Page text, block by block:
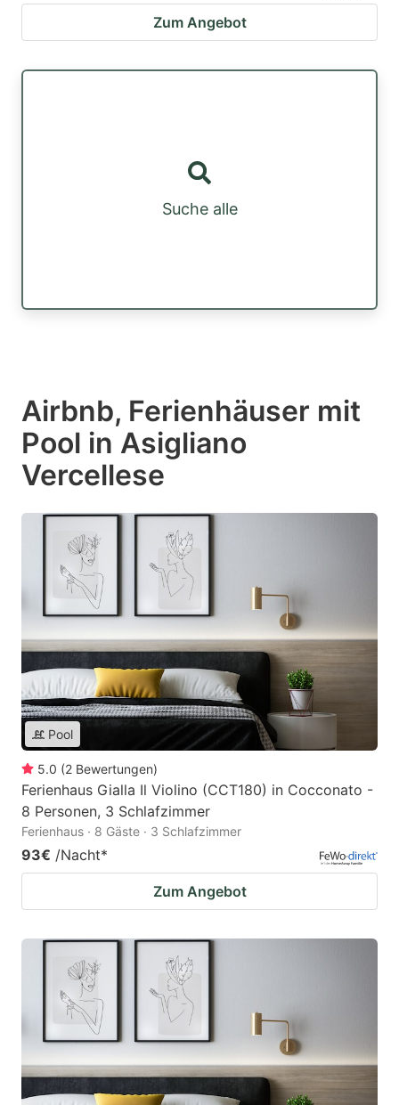
Zum Angebot
Suche alle
Airbnb, Ferienhäuser mit
Pool in Asigliano
Vercellese
Pool
5.0 (2 Bewertungen)
Ferienhaus Gialla Il Violino (CCT180) in Cocconato -
8 Personen, 3 Schlafzimmer
Ferienhaus · 8 Gäste · 3 Schlafzimmer
93€ /Nacht*
Zum Angebot